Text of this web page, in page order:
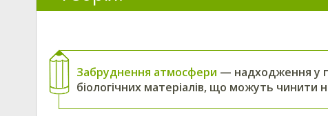
Забруднення атмосфери — надходження у
біологічних матеріалів, що можуть чинити